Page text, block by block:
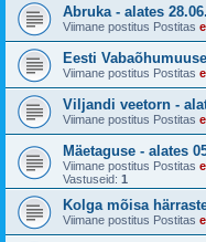
Abruka - alates
Viimane postitus Postitas
Eesti
Viimane postitus Postitas
Viljandi veetorn -
Viimane postitus Postitas
Mäetaguse - alates
Viimane postitus Postitas
Vastuseid: 1
Kolga mõisa
Viimane postitus Postitas